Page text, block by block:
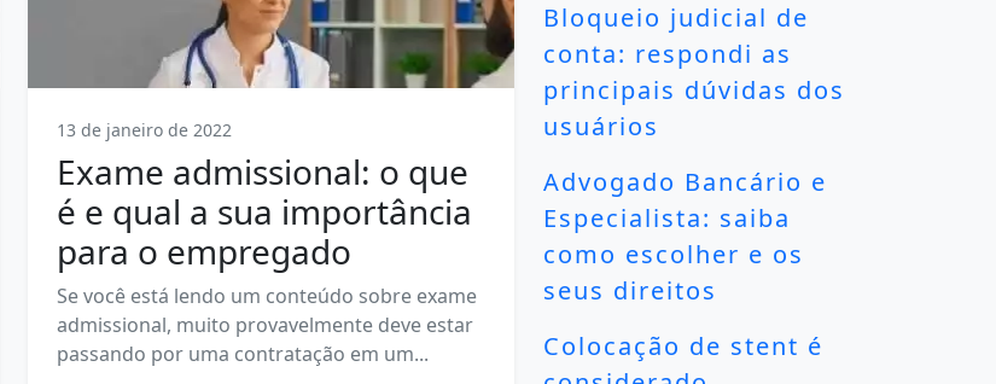
13 de janeiro de 2022
Exame admissional: o que
é e qual a sua importância
para o empregado
Se você está lendo um conteúdo sobre exame
admissional, muito provavelmente deve estar
passando por uma contratação em um...
Bloqueio judicial de
conta: respondi as
principais dúvidas dos
usuários
Advogado Bancário e
Especialista: saiba
como escolher e os
seus direitos
Colocação de stent é